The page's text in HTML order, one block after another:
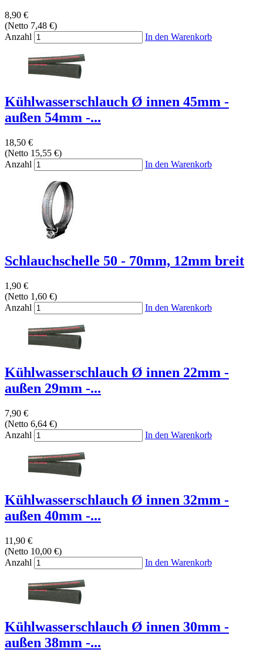
8,90 €
(Netto 7,48 €)
Anzahl
In den Warenkorb
Kühlwasserschlauch Ø innen 45mm -
außen 54mm -...
18,50 €
(Netto 15,55 €)
Anzahl
In den Warenkorb
Schlauchschelle 50 - 70mm, 12mm breit
1,90 €
(Netto 1,60 €)
Anzahl
In den Warenkorb
Kühlwasserschlauch Ø innen 22mm -
außen 29mm -...
7,90 €
(Netto 6,64 €)
Anzahl
In den Warenkorb
Kühlwasserschlauch Ø innen 32mm -
außen 40mm -...
11,90 €
(Netto 10,00 €)
Anzahl
In den Warenkorb
Kühlwasserschlauch Ø innen 30mm -
außen 38mm -...